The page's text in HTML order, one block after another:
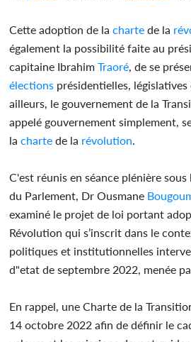
Cette adoption de lacharte de la
également la possibilité faite au
capitaine IbrahimTraoré , de se
élections présidentielles,
ailleurs, le gouvernement de la
appelé gouvernement simplement,
lacharte de la révolution
C'est réunis en séance plénière
du Parlement, Dr Ousmane
examiné le projet de loi portant
Révolution qui s’inscrit dans le
politiques et institutionnelles
d"etat de septembre 2022, menée
En rappel, une Charte de la
14 octobre 2022 afin de définir le